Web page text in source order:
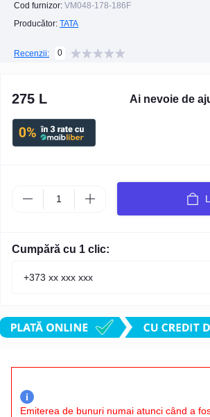
Cod furnizor: VM048-178-186F
Producător: TATA
Recenzii: 0
275 L Ai nevoie de
Cumpără cu 1 clic:
i
Emiterea de bunuri numai atunci când a